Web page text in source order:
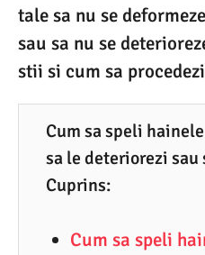
5
1
0
.
2
0
2
tale sa nu se
sau sa nu se
stii si cum sa
Cum sa speli
sa le deteriorezi sau
Cuprins:
Cum sa speli